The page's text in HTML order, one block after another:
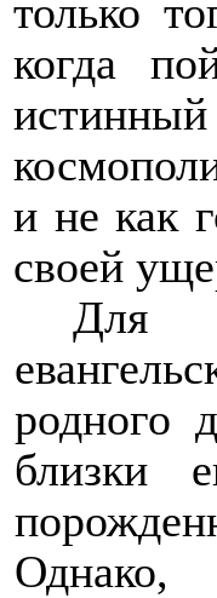
только
когда
истинный
и не как
своей
Для
родного
близки
Однако,